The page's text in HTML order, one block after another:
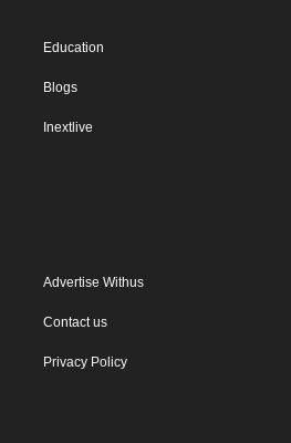
Education
Blogs
Inextlive
Advertise Withus
Contact us
Privacy Policy